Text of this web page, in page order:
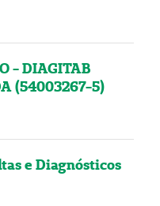
- DIAGITAB
(54003267-5)
e Diagnósticos